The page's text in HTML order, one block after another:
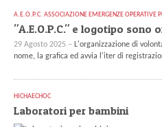
A.E.O.P.C. ASSOCIAZIONE EMERGENZE OPERATIVE
"A.E.O.P.C." e logotipo sono
29 Agosto 2025 – L'organizzazione di
nome, la grafica ed avvia l'iter di
HICHAECHOC
Laboratori per bambini